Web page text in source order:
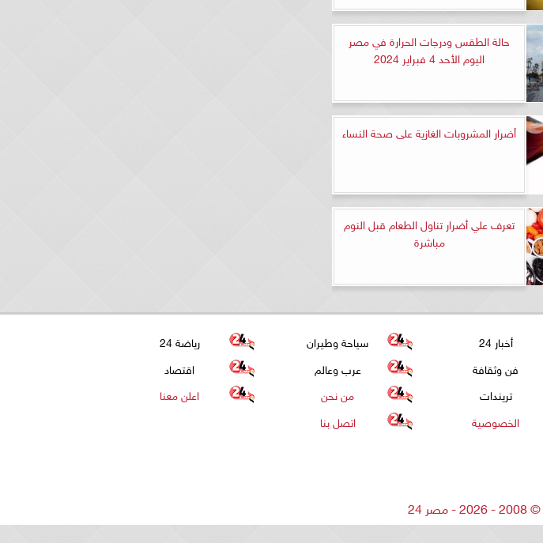
حالة الطقس ودرجات الحرارة في مصر
اليوم الأحد 4 فبراير 2024
أضرار المشروبات الغازية على صحة النساء
تعرف علي أضرار تناول الطعام قبل النوم
مباشرة
أخبار 24 سياحة وطيران
رياضة 24
فن وثقافة عرب وعالم
اقتصاد
تريندات من نحن
اعلن معنا
الخصوصية
اتصل بنا
©